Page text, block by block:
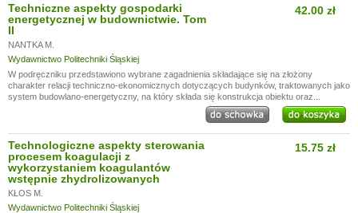
Techniczne aspekty gospodarki
energetycznej w budownictwie. Tom
II
NANTKA M.
Wydawnictwo Politechniki Śląskiej
42.00 zł
W podręczniku przedstawiono wybrane zagadnienia składające się na złożony
charakter relacji techniczno-ekonomicznych dotyczących budynków, traktowanych jako
system budowlano-energetyczny, na który składa się konstrukcja obiektu oraz...
Technologiczne aspekty sterowania
procesem koagulacji z
wykorzystaniem koagulantów
wstępnie zhydrolizowanych
KŁOS M.
Wydawnictwo Politechniki Śląskiej
15.75 zł